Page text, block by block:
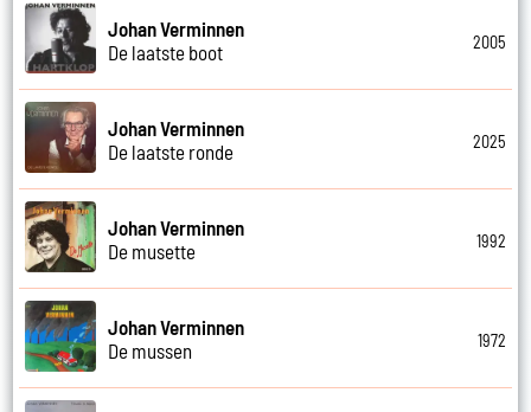
Johan Verminnen
De laatste boot
2005
Johan Verminnen
De laatste ronde
2025
Johan Verminnen
De musette
1992
Johan Verminnen
De mussen
1972